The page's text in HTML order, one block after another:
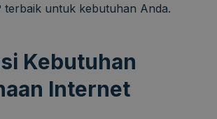
terbaik untuk kebutuhan Anda.
Kebutuhan
Internet